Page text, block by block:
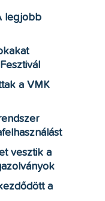
legjobb
a VMK
vesztik a
a